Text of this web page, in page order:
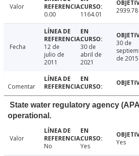
Valor
0.00
1164.01 2939.78
Fecha
12 de
julio de
2011
30 de
abril de
2021
30 de
de 2015
Comentar
State water regulatory agency
operational.
Valor
No
Yes Yes